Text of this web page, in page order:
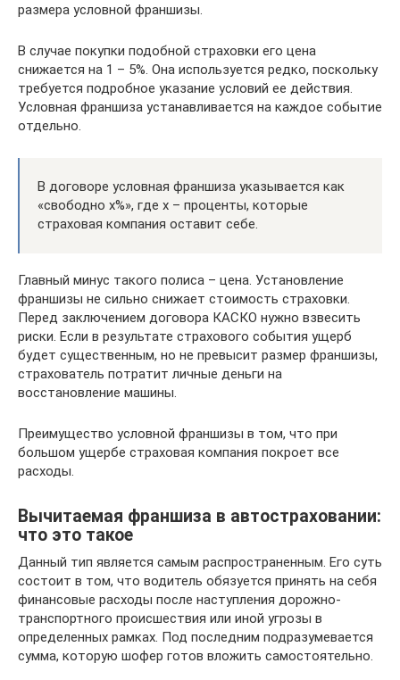
размера условной франшизы.
В случае покупки подобной страховки его цена
снижается на 1 – 5%. Она используется редко, поскольку
требуется подробное указание условий ее действия.
Условная франшиза устанавливается на каждое событие
отдельно.
В договоре условная франшиза указывается как
«свободно х%», где х – проценты, которые
страховая компания оставит себе.
Главный минус такого полиса – цена. Установление
франшизы не сильно снижает стоимость страховки.
Перед заключением договора КАСКО нужно взвесить
риски. Если в результате страхового события ущерб
будет существенным, но не превысит размер франшизы,
страхователь потратит личные деньги на
восстановление машины.
Преимущество условной франшизы в том, что при
большом ущербе страховая компания покроет все
расходы.
Вычитаемая франшиза в автостраховании:
что это такое
Данный тип является самым распространенным. Его суть
состоит в том, что водитель обязуется принять на себя
финансовые расходы после наступления дорожно-
транспортного происшествия или иной угрозы в
определенных рамках. Под последним подразумевается
сумма, которую шофер готов вложить самостоятельно.